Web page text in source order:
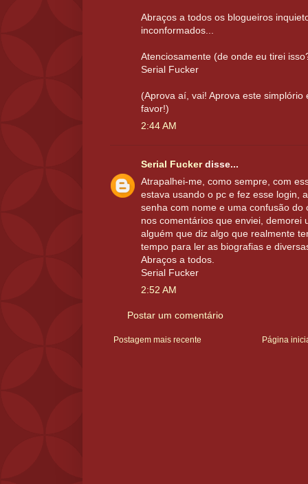
Abraços a todos os blogueiros
inconformados...
Atenciosamente (de onde eu tirei
Serial Fucker
(Aprova aí, vai! Aprova este simplório
favor!)
2:44 AM
Serial Fuckerdisse...
Atrapalhei-me, como sempre, com
estava usando o pc e fez esse login,
senha com nome e uma confusão do
nos comentários que enviei, demorei
alguém que diz algo que realmente
tempo para ler as biografias e
Abraços a todos.
Serial Fucker
2:52 AM
Postar um comentário
Postagem mais recente Página